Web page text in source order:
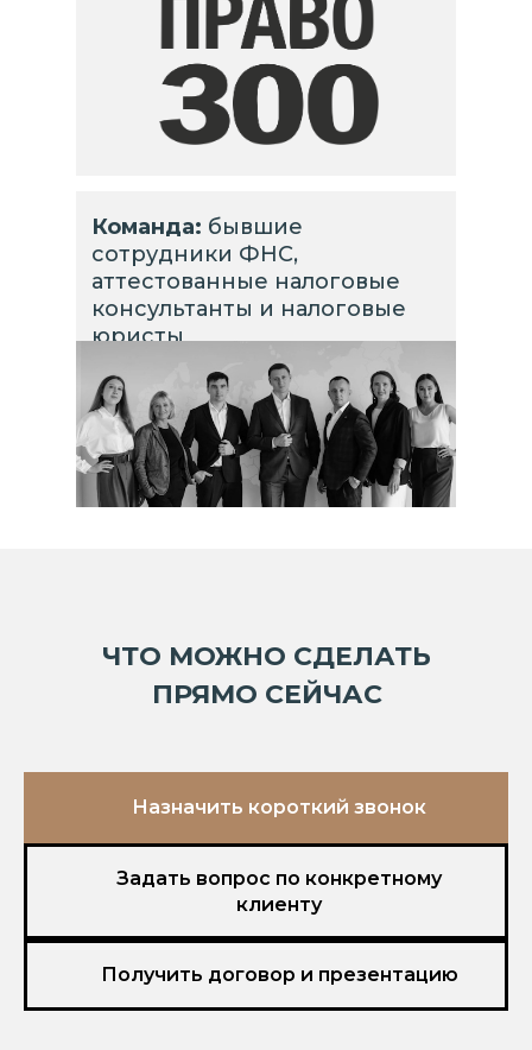
1 452 873 342+
СОХРАНЁННЫХ ДЛЯ
БИЗНЕСМЕНОВ РУБЛЕЙ
Команда: бывшие
сотрудники ФНС,
аттестованные налоговые
консультанты и налоговые
юристы
ЧТО МОЖНО СДЕЛАТЬ
ПРЯМО СЕЙЧАС
Назначить короткий звонок
Задать вопрос по конкретному
клиенту
Получить договор и презентацию